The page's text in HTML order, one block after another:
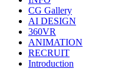
CG Gallery
AI DESIGN
360VR
ANIMATION
RECRUIT
Introduction